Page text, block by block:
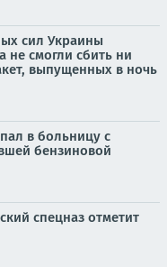
сил Украины
не смогли сбить ни
выпущенных в ночь
в больницу с
бензиновой
спецназ отметит